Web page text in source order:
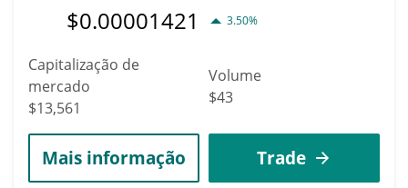
$0.00001421 3.50%
Capitalização de
mercado
$13,561
Volume
$43
Mais informação Trade